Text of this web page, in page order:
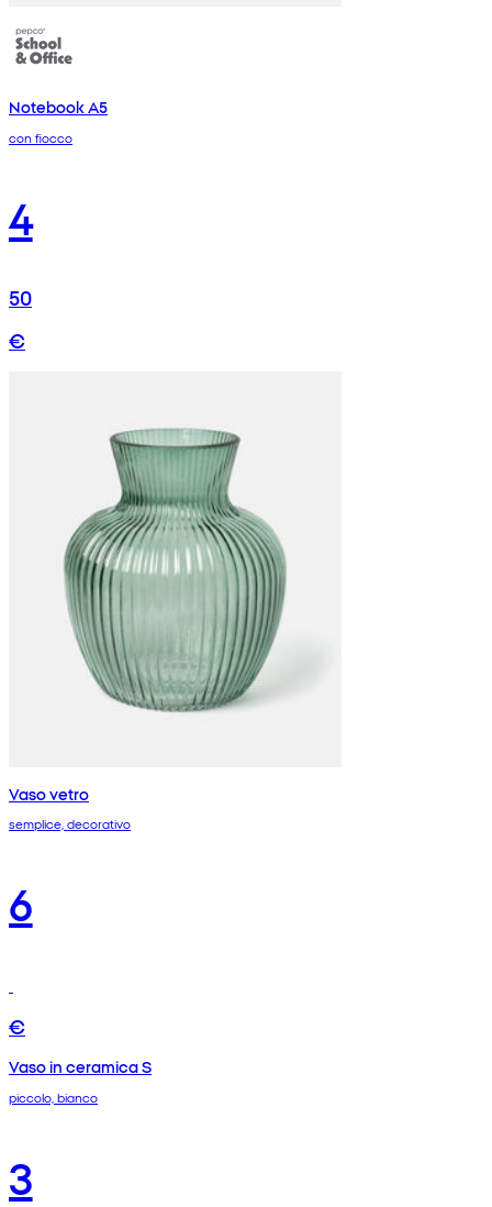
Notebook A5
con fiocco
4
50
€
Vaso vetro
semplice, decorativo
6
€
Vaso in ceramica S
piccolo, bianco
3